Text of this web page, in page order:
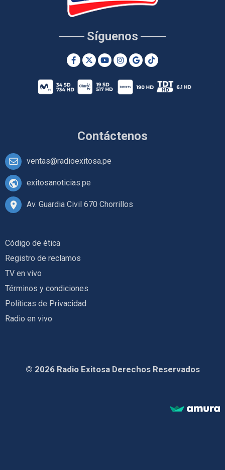
Contáctenos
ventas@radioexitosa.pe
exitosanoticias.pe
Av. Guardia Civil 670 Chorrillos
Síguenos
Código de ética
Registro de reclamos
TV en vivo
Términos y condiciones
Políticas de Privacidad
Radio en vivo
© 2026 Radio Exitosa Derechos Reservados